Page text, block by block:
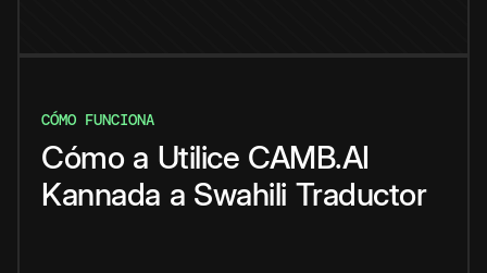
CÓMO FUNCIONA
Cómo a Utilice CAMB.AI
Kannada a Swahili Traductor